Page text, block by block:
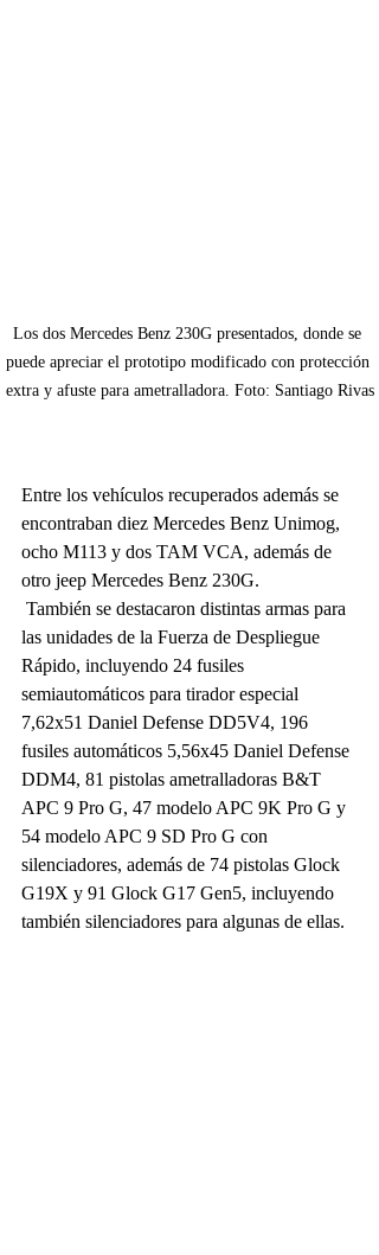
Los dos Mercedes Benz 230G presentados, donde se
puede apreciar el prototipo modificado con protección
extra y afuste para ametralladora. Foto: Santiago Rivas
Entre los vehículos recuperados además se
encontraban diez Mercedes Benz Unimog,
ocho M113 y dos TAM VCA, además de
otro jeep Mercedes Benz 230G.
las unidades de la Fuerza de Despliegue
Rápido, incluyendo 24 fusiles
semiautomáticos para tirador especial
7,62x51 Daniel Defense DD5V4, 196
fusiles automáticos 5,56x45 Daniel Defense
DDM4, 81 pistolas ametralladoras B&T
APC 9 Pro G, 47 modelo APC 9K Pro G y
54 modelo APC 9 SD Pro G con
silenciadores, además de 74 pistolas Glock
G19X y 91 Glock G17 Gen5, incluyendo
también silenciadores para algunas de ellas.